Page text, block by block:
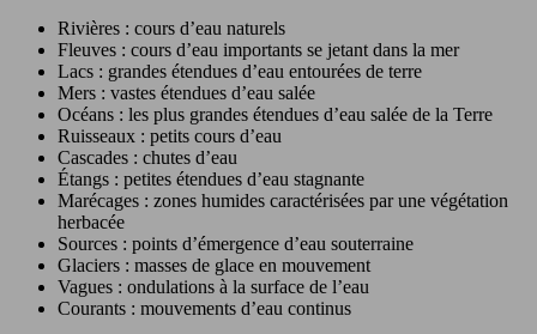
Rivières : cours d’eau naturels
Fleuves : cours d’eau importants se jetant dans la mer
Lacs : grandes étendues d’eau entourées de terre
Mers : vastes étendues d’eau salée
Océans : les plus grandes étendues d’eau salée de la Terre
Ruisseaux : petits cours d’eau
Cascades : chutes d’eau
Étangs : petites étendues d’eau stagnante
Marécages : zones humides caractérisées par une végétation
herbacée
Sources : points d’émergence d’eau souterraine
Glaciers : masses de glace en mouvement
Vagues : ondulations à la surface de l’eau
Courants : mouvements d’eau continus